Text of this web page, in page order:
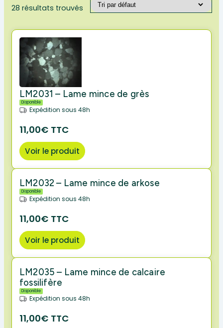
28 résultats trouvés
LM2031 – Lame mince de grès
Disponible
Expédition sous 48h
11,00€ TTC
Voir le produit
LM2032 – Lame mince de arkose
Disponible
Expédition sous 48h
11,00€ TTC
Voir le produit
LM2035 – Lame mince de calcaire
fossilifère
Disponible
Expédition sous 48h
11,00€ TTC